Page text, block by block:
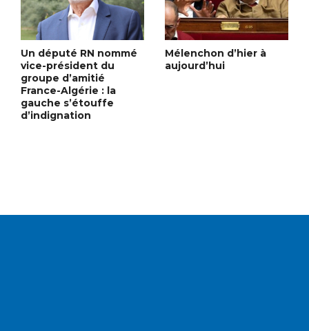
Un député RN nommé
vice-président du
groupe d’amitié
France-Algérie : la
gauche s’étouffe
d’indignation
Mélenchon d’hier à
aujourd’hui